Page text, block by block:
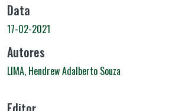
Data
17-02-2021
Autores
LIMA, Hendrew Adalberto Souza